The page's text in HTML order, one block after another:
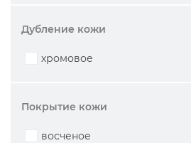
Дубление кожи
хромовое
Покрытие кожи
восченое